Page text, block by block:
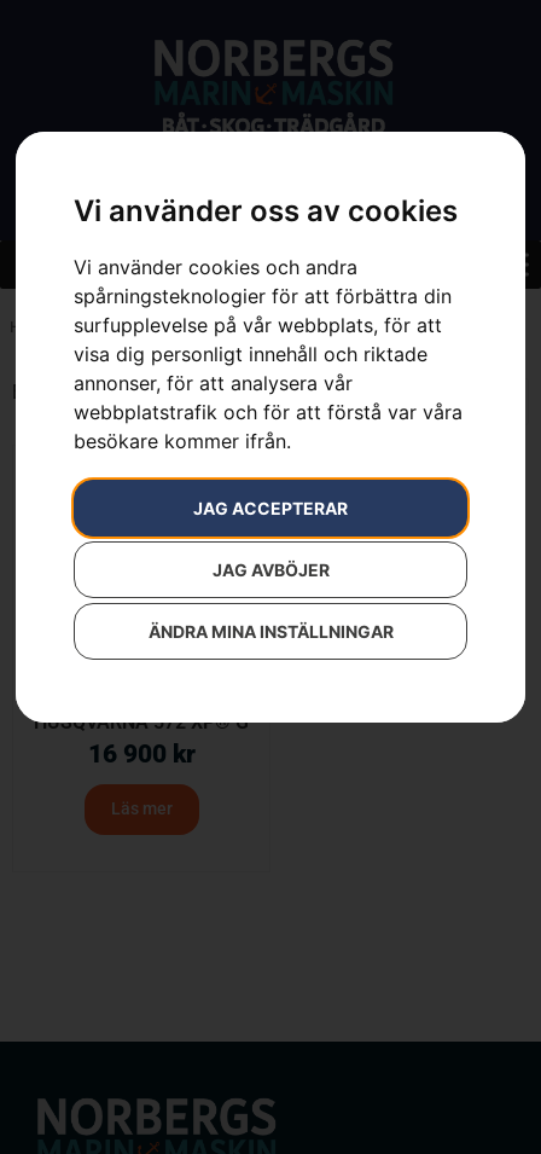
Vi använder oss av cookies
Vi använder cookies och andra
spårningsteknologier för att förbättra din
surfupplevelse på vår webbplats, för att
visa dig personligt innehåll och riktade
annonser, för att analysera vår
webbplatstrafik och för att förstå var våra
besökare kommer ifrån.
JAG ACCEPTERAR
JAG AVBÖJER
ÄNDRA MINA INSTÄLLNINGAR
Hem 4.3 kW
Endast ett sökresultat
HUSQVARNA 572 XP® G
16 900 kr
Läs mer